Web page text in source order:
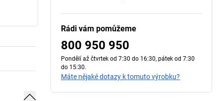
Rádi vám pomůžeme
800 950 950
Pondělí až čtvrtek od 7:30 do 16:30, pátek od 7:30
do 15:30.
Máte nějaké dotazy k tomuto výrobku?